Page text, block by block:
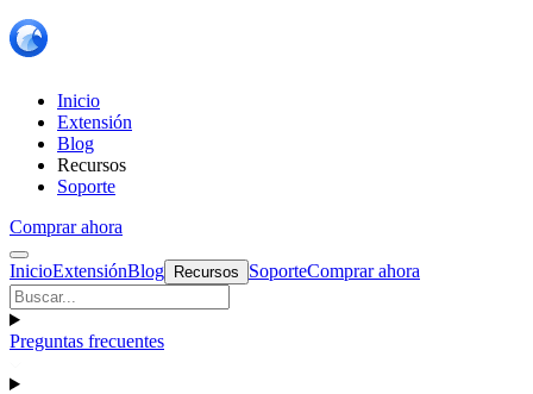
Inicio
Extensión
Blog
Recursos
Soporte
Comprar ahora
InicioExtensiónBlog Recursos SoporteComprar ahora
Preguntas frecuentes